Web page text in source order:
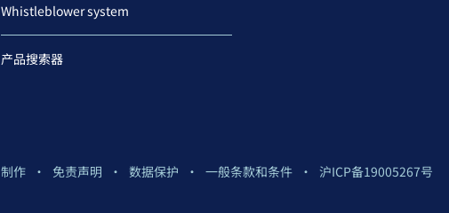
Whistleblower system
产品搜索器
制作 免责声明 数据保护 一般条款和条件 沪ICP备19005267号